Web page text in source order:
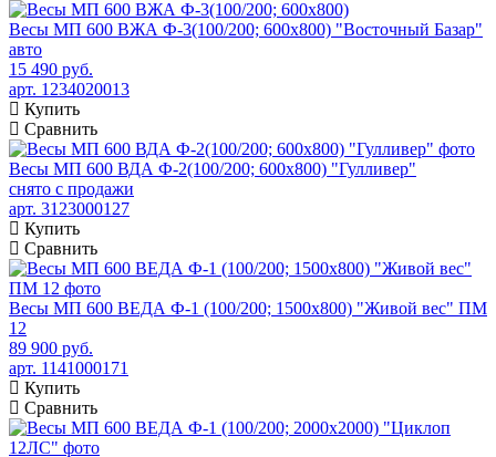
Весы МП 600 ВЖА Ф-3(100/200; 600х800) "Восточный Базар"
авто
15 490 руб.
арт. 1234020013
Купить
Сравнить
Весы МП 600 ВДА Ф-2(100/200; 600х800) "Гулливер"
снято с продажи
арт. 3123000127
Купить
Сравнить
Весы МП 600 ВЕДА Ф-1 (100/200; 1500х800) "Живой вес" ПМ
12
89 900 руб.
арт. 1141000171
Купить
Сравнить